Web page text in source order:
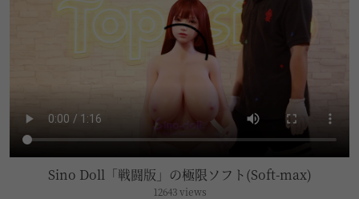
Sino Doll「戦闘版」の極限ソフト(Soft-max)
12643 views